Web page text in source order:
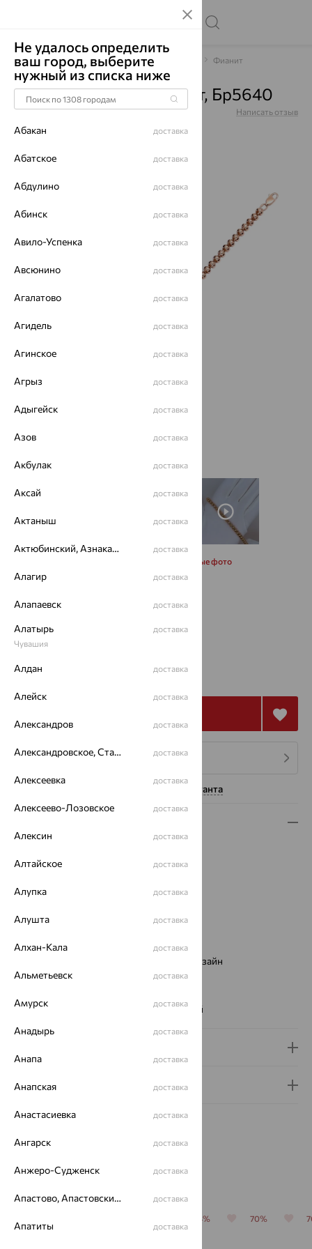
Главная Каталог Браслеты декоративные Фианит
Браслет, золото, фианит, Бр5640
Артикул:Бр5640
Написать отзыв
Запросить дополнительные фото
Размеры:
от 83 172 231 034
4 платежа по 20 793₽
Нужна помощь консультанта
Вес:8.5 — 9.57
Цвет металла:
Страна происхождения:
Вставка:Фианит
Европейский дизайн
Цвет вставки:
Наименование цвета вставки:
Бесцветный
Гарантия и возврат
Похожие изделия
64% 70%
Не удалось определить
ваш город, выберите
нужный из списка ниже
Абакан доставка
Абатское доставка
Абдулино доставка
Абинск доставка
Авило-Успенка доставка
Авсюнино доставка
Агалатово доставка
Агидель доставка
Агинское доставка
Агрыз доставка
Адыгейск доставка
Азов доставка
Акбулак доставка
Аксай доставка
Актаныш доставка
Актюбинский, Азнакаевский район доставка
Алагир доставка
Алапаевск доставка
Алатырь
Чувашия
доставка
Алдан доставка
Алейск доставка
Александров доставка
Александровское, Ставропольский край доставка
Алексеевка доставка
Алексеево-Лозовское доставка
Алексин доставка
Алтайское доставка
Алупка доставка
Алушта доставка
Алхан-Кала доставка
Альметьевск доставка
Амурск доставка
Анадырь доставка
Анапа доставка
Анапская доставка
Анастасиевка доставка
Ангарск доставка
Анжеро-Судженск доставка
Апастово, Апастовский район доставка
Апатиты доставка